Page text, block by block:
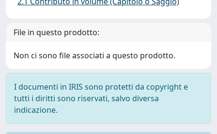
File in questo prodotto:
Non ci sono file associati a questo prodotto.
I documenti in IRIS sono protetti da copyright e
tutti i diritti sono riservati, salvo diversa
indicazione.